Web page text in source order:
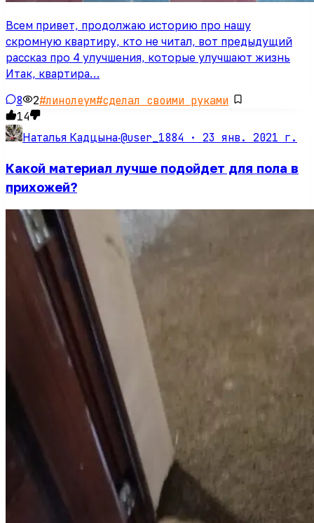
Всем привет, продолжаю историю про нашу
скромную квартиру, кто не читал, вот предыдущий
рассказ про 4 улучшения, которые улучшают жизнь
Итак, квартира…
8 2#линолеум#сделал своими руками
14
Наталья Кадцына·@user_1884 · 23 янв. 2021 г.
Какой материал лучше подойдет для пола в
прихожей?